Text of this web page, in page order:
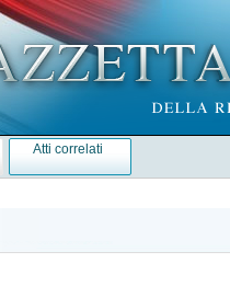
Atti correlati